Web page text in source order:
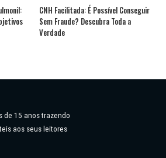
CNH Facilitada: É Possível Conseguir
Sem Fraude? Descubra Toda a
Verdade
de 15 anos trazendo
aos seus leitores